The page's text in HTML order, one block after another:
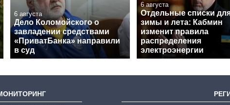
6 августа
Дело Коломойского о
завладении средствами
«ПриватБанка» направили
в суд
6 августа
Отдельные списки
зимы и лета: Кабмин
изменит правила
распределения
электроэнергии